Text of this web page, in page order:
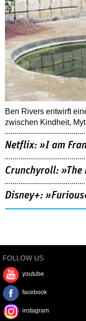
Ben Rivers entwirft
zwischen Kindheit,
Netflix: »I am
Crunchyroll: »The
Disney+:
FOLLOW US
youtube
facebook
instagram